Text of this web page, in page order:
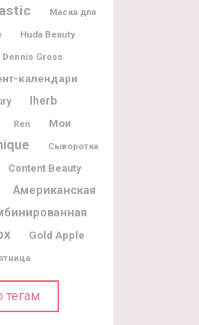
Маска для
Huda Beauty
Dennis Gross
календари
Iherb
Ren
Мои
Сыворотка
Content Beauty
Американская
Gold Apple
тегам